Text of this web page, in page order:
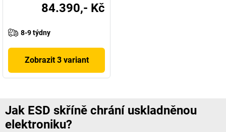
84.390,- Kč
8-9 týdny
Zobrazit 3 variant
Jak ESD skříně chrání uskladněnou
elektroniku?